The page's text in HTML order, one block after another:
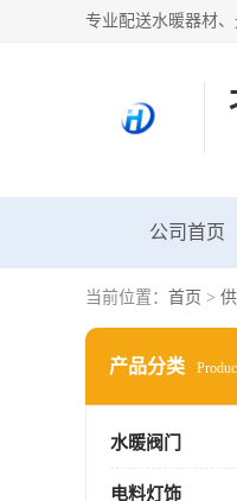
公司首页
当前位置： 首页 >
产品分类
水暖阀门
电料灯饰